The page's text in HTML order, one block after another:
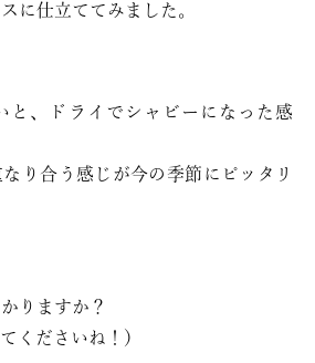
に仕立ててみました。
と、ドライでシャビーになった感
り合う感じが今の季節にピッタリ
りますか？
くださいね！）